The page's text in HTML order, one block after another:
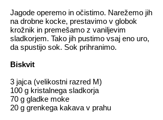
Jagode operemo in očistimo. Narežemo jih
na drobne kocke, prestavimo v globok
krožnik in premešamo z vaniljevim
sladkorjem. Tako jih pustimo vsaj eno uro,
da spustijo sok. Sok prihranimo.
Biskvit
3 jajca (velikostni razred M)
100 g kristalnega sladkorja
70 g gladke moke
20 g grenkega kakava v prahu